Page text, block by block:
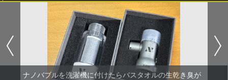
ナノバブルを洗濯機に付けたらバスタオルの生乾き臭が